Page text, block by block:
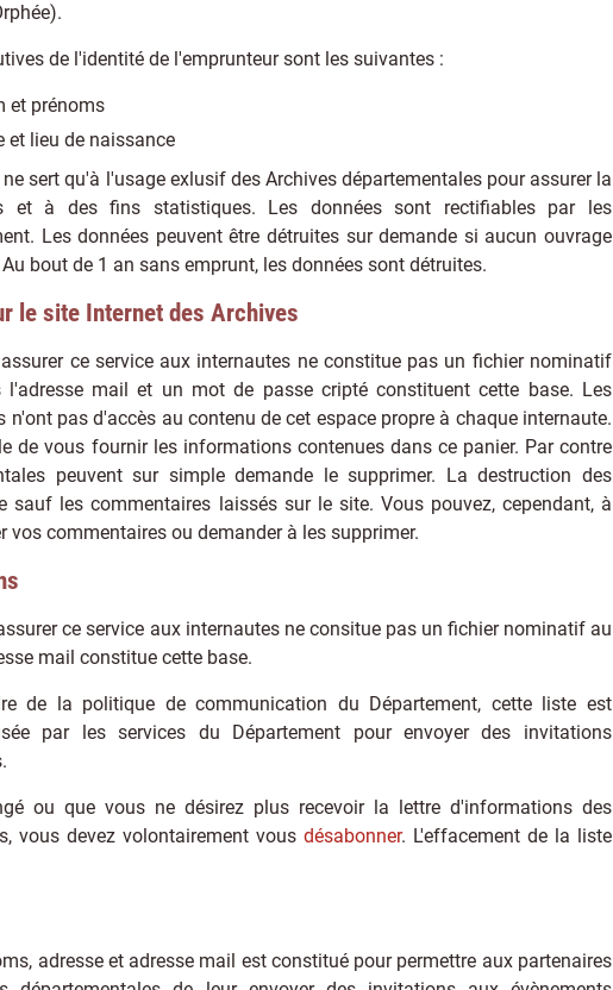
de l'identité de l'emprunteur sont les suivantes :
et prénoms
et lieu de naissance
sert qu'à l'usage exlusif des Archives départementales pour assurer la
et à des fins statistiques. Les données sont rectifiables par les
Les données peuvent être détruites sur demande si aucun ouvrage
bout de 1 an sans emprunt, les données sont détruites.
le site Internet des Archives
ce service aux internautes ne constitue pas un fichier nominatif
mail et un mot de passe cripté constituent cette base. Les
n'ont pas d'accès au contenu de cet espace propre à chaque internaute.
de vous fournir les informations contenues dans ce panier. Par contre
peuvent sur simple demande le supprimer. La destruction des
sauf les commentaires laissés sur le site. Vous pouvez, cependant, à
commentaires ou demander à les supprimer.
ce service aux internautes ne consitue pas un fichier nominatif au
mail constitue cette base.
de la politique de communication du Département, cette liste est
par les services du Département pour envoyer des invitations
ou que vous ne désirez plus recevoir la lettre d'informations des
vous devez volontairement vousdésabonner. L'effacement de la liste
adresse et adresse mail est constitué pour permettre aux partenaires